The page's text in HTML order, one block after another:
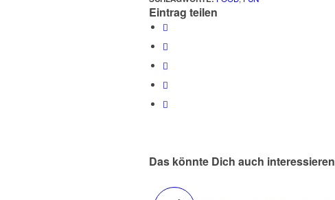
Eintrag teilen
Das könnte Dich auch interessieren